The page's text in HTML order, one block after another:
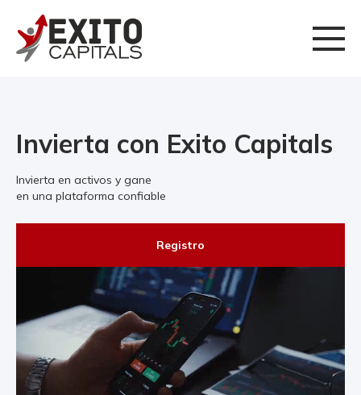
Invierta con Exito Capitals
Invierta en activos y gane
en una plataforma confiable
Registro